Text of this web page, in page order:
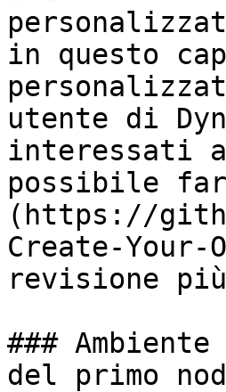
in questo
utente di
interessati
possibile
(https://
Create-Your-
revisione
###
del primo